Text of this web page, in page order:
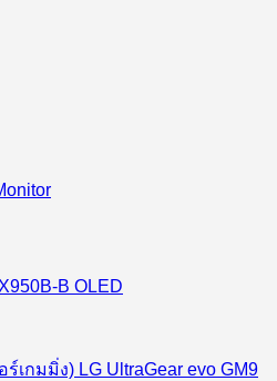
เกมมิ่ง) LG UltraGear evo GM9